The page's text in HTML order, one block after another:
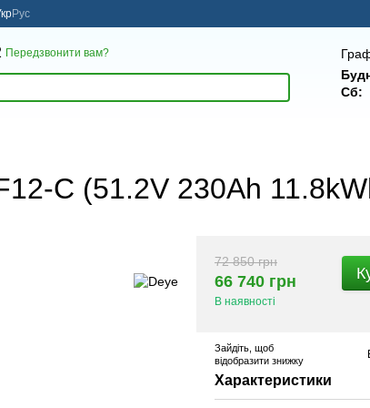
Рус
Передзвонити вам?
Сб:
C (51.2V 230Ah
72 850 грн
66 740 грн
В наявності
Зайдіть , щоб
відобразити знижку
Характеристики